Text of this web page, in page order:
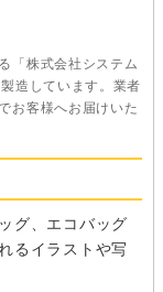
「株式会社システム
造しています。業者
お客様へお届けいた
グ、エコバッグ
るイラストや写